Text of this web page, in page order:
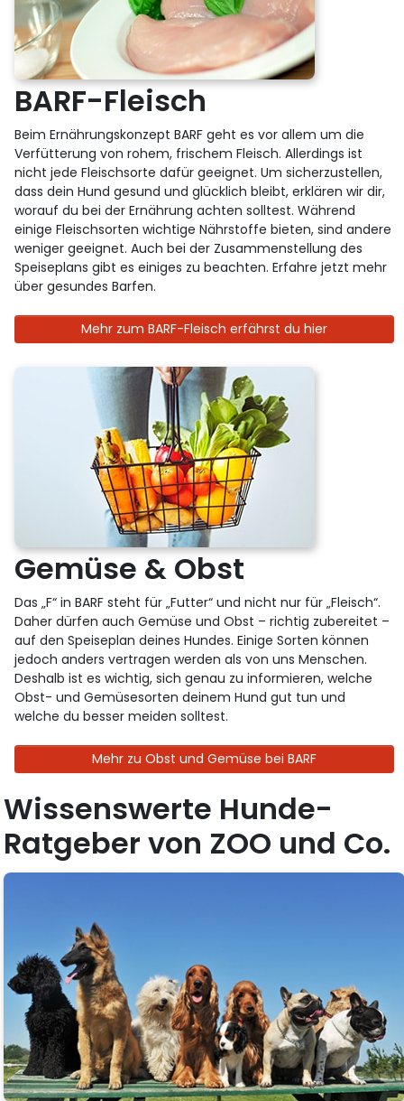
BARF-Fleisch
Beim Ernährungskonzept BARF geht es vor allem um die
Verfütterung von rohem, frischem Fleisch. Allerdings ist
nicht jede Fleischsorte dafür geeignet. Um sicherzustellen,
dass dein Hund gesund und glücklich bleibt, erklären wir dir,
worauf du bei der Ernährung achten solltest. Während
einige Fleischsorten wichtige Nährstoffe bieten, sind andere
weniger geeignet. Auch bei der Zusammenstellung des
Speiseplans gibt es einiges zu beachten. Erfahre jetzt mehr
über gesundes Barfen.
Mehr zum BARF-Fleisch erfährst du hier
Gemüse & Obst
Das „F“ in BARF steht für „Futter“ und nicht nur für „Fleisch“.
Daher dürfen auch Gemüse und Obst – richtig zubereitet –
auf den Speiseplan deines Hundes. Einige Sorten können
jedoch anders vertragen werden als von uns Menschen.
Deshalb ist es wichtig, sich genau zu informieren, welche
Obst- und Gemüsesorten deinem Hund gut tun und
welche du besser meiden solltest.
Mehr zu Obst und Gemüse bei BARF
Wissenswerte Hunde-
Ratgeber von ZOO und Co.